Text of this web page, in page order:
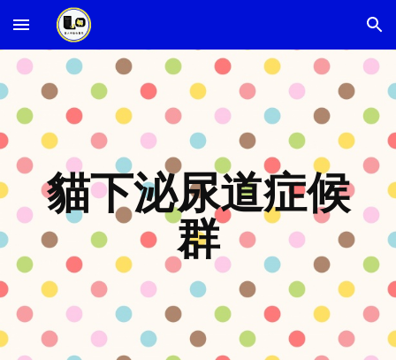
Skip to main content Skip to navigation
貓下泌尿道症候
群